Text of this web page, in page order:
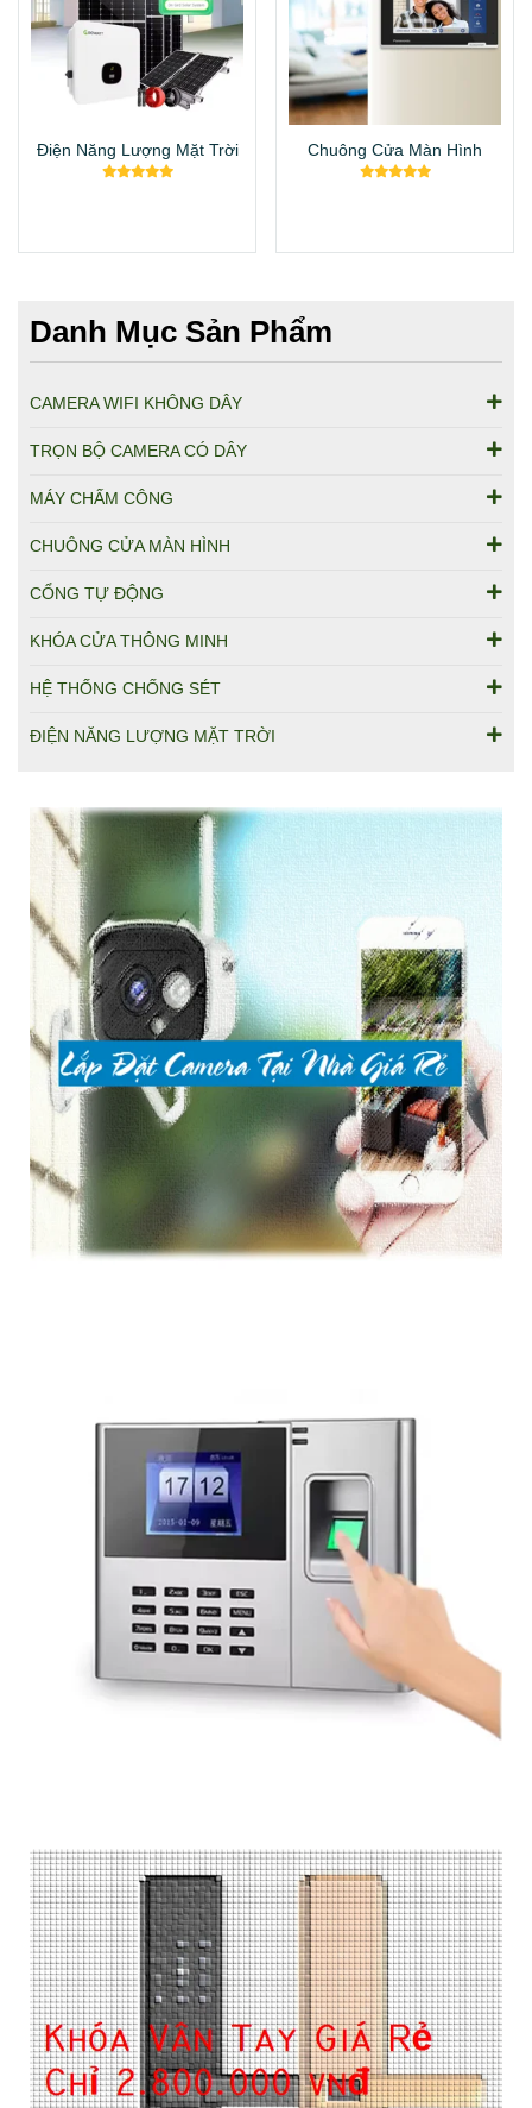
Điện Năng Lượng Mặt Trời Chuông Cửa Màn Hình
Danh Mục Sản Phẩm
CAMERA WIFI KHÔNG DÂY
TRỌN BỘ CAMERA CÓ DÂY
MÁY CHẤM CÔNG
CHUÔNG CỬA MÀN HÌNH
CỔNG TỰ ĐỘNG
KHÓA CỬA THÔNG MINH
HỆ THỐNG CHỐNG SÉT
ĐIỆN NĂNG LƯỢNG MẶT TRỜI